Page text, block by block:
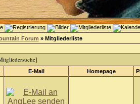
Forum » Mitgliederliste
]
E-Mail Homepage